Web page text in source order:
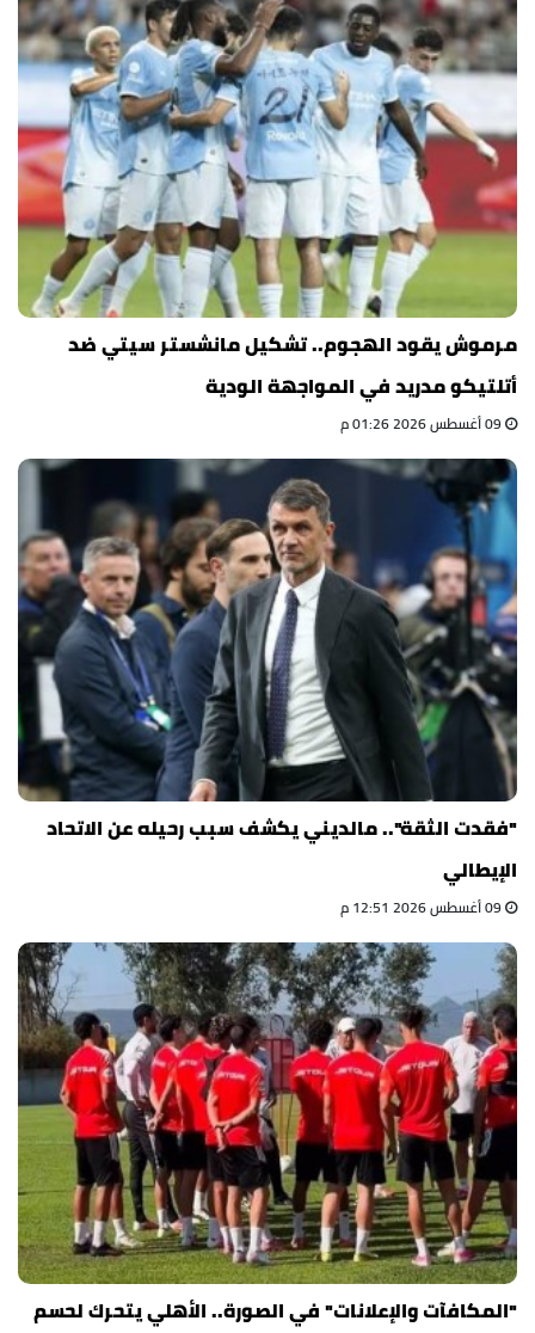
مرموش يقود الهجوم.. تشكيل مانشستر سيتي ضد
أتلتيكو مدريد في المواجهة الودية
"فقدت الثقة".. مالديني يكشف سبب رحيله عن الاتحاد
الإيطالي
"المكافآت والإعلانات" في الصورة.. الأهلي يتحرك لحسم